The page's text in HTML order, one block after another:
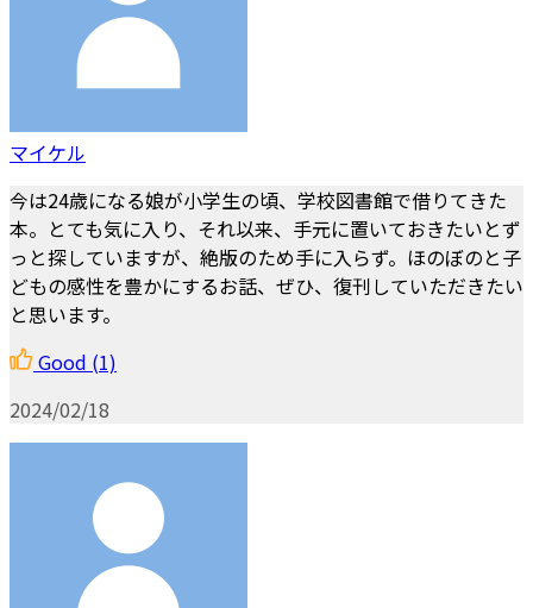
マイケル
今は24歳になる娘が小学生の頃、学校図書館で借りてきた
本。とても気に入り、それ以来、手元に置いておきたいとず
っと探していますが、絶版のため手に入らず。ほのぼのと子
どもの感性を豊かにするお話、ぜひ、復刊していただきたい
と思います。
Good (1)
2024/02/18